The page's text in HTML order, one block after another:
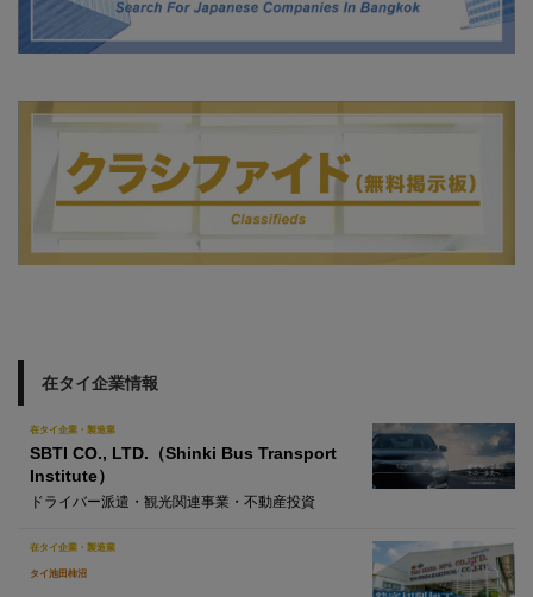
在タイ企業情報
在タイ企業・製造業
SBTI CO., LTD.（Shinki Bus Transport
Institute）
ドライバー派遣・観光関連事業・不動産投資
在タイ企業・製造業
タイ池田柿沼